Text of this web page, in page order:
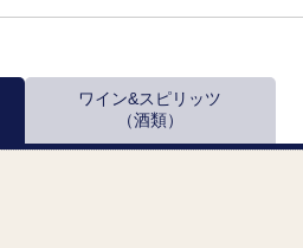
ワイン&スピリッツ
（酒類）